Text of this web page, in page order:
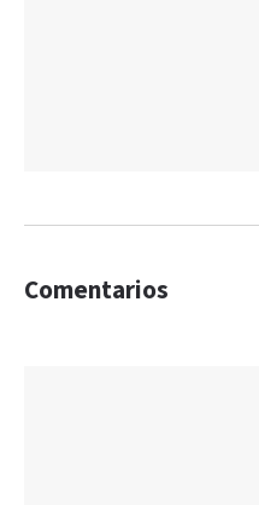
Comentarios